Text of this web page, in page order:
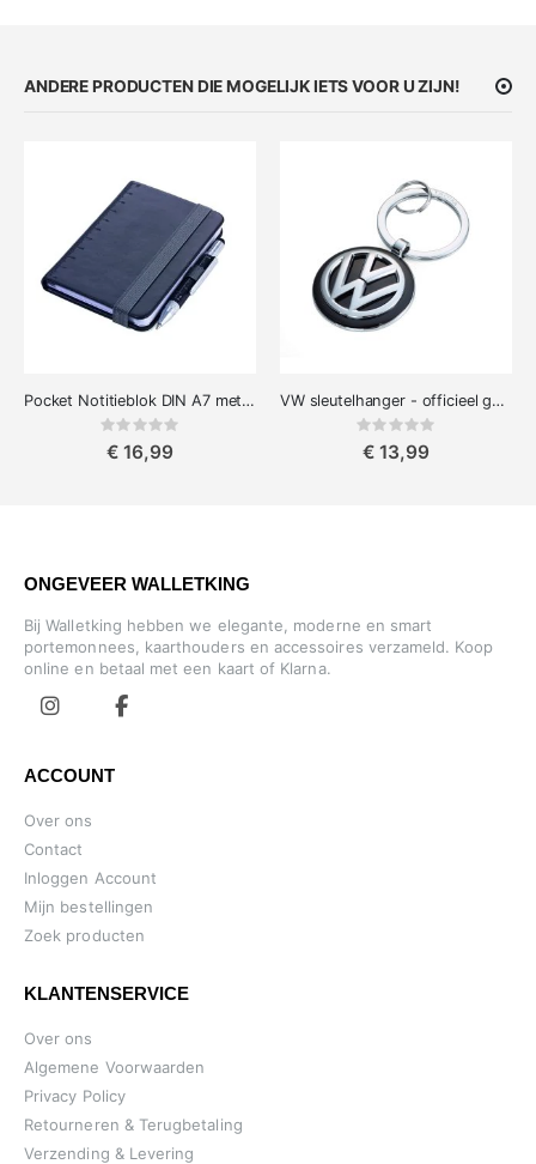
ANDERE PRODUCTEN DIE MOGELIJK IETS VOOR U ZIJN!
Pocket Notitieblok DIN A7 met Tool Pen Zwart
Rating:
€ 16,99
VW sleutelhanger - officieel gelicentieerd
Rating:
€ 13,99
ONGEVEER WALLETKING
Bij Walletking hebben we elegante, moderne en smart
portemonnees, kaarthouders en accessoires verzameld. Koop
online en betaal met een kaart of Klarna.
ACCOUNT
Over ons
Contact
Inloggen Account
Mijn bestellingen
Zoek producten
KLANTENSERVICE
Over ons
Algemene Voorwaarden
Privacy Policy
Retourneren & Terugbetaling
Verzending & Levering